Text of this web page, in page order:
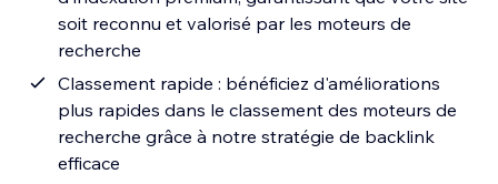
soit reconnu et valorisé par les moteurs de
recherche
Classement rapide : bénéficiez d'améliorations
plus rapides dans le classement des moteurs de
recherche grâce à notre stratégie de backlink
efficace